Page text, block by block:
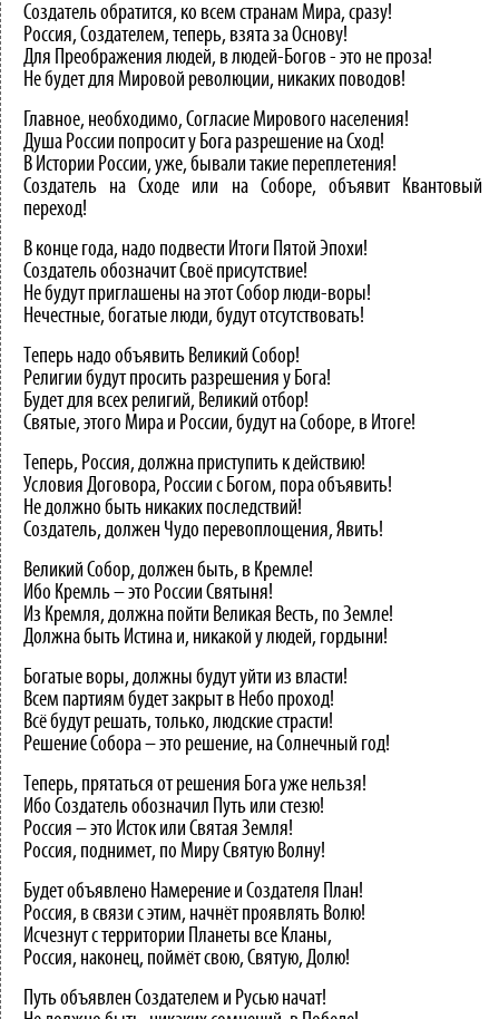
Создатель обратится, ко всем странам Мира, сразу!
Россия, Создателем, теперь, взята за Основу!
Для Преображения людей, в людей-Богов - это не проза!
Не будет для Мировой революции, никаких поводов!
Главное, необходимо, Согласие Мирового населения!
Душа России попросит у Бога разрешение на Сход!
В Истории России, уже, бывали такие переплетения!
Создатель на Сходе или на Соборе, объявит Квантовый
переход!
В конце года, надо подвести Итоги Пятой Эпохи!
Создатель обозначит Своё присутствие!
Не будут приглашены на этот Собор люди-воры!
Нечестные, богатые люди, будут отсутствовать!
Теперь надо объявить Великий Собор!
Религии будут просить разрешения у Бога!
Будет для всех религий, Великий отбор!
Святые, этого Мира и России, будут на Соборе, в Итоге!
Теперь, Россия, должна приступить к действию!
Условия Договора, России с Богом, пора объявить!
Не должно быть никаких последствий!
Создатель, должен Чудо перевоплощения, Явить!
Великий Собор, должен быть, в Кремле!
Ибо Кремль – это России Святыня!
Из Кремля, должна пойти Великая Весть, по Земле!
Должна быть Истина и, никакой у людей, гордыни!
Богатые воры, должны будут уйти из власти!
Всем партиям будет закрыт в Небо проход!
Всё будут решать, только, людские страсти!
Решение Собора – это решение, на Солнечный год!
Теперь, прятаться от решения Бога уже нельзя!
Ибо Создатель обозначил Путь или стезю!
Россия – это Исток или Святая Земля!
Россия, поднимет, по Миру Святую Волну!
Будет объявлено Намерение и Создателя План!
Россия, в связи с этим, начнёт проявлять Волю!
Исчезнут с территории Планеты все Кланы,
Россия, наконец, поймёт свою, Святую, Долю!
Путь объявлен Создателем и Русью начат!